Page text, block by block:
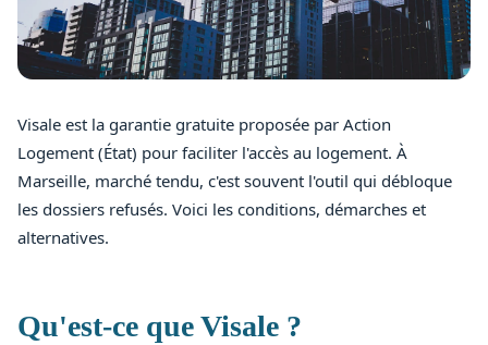
Visale est la garantie gratuite proposée par Action
Logement (État) pour faciliter l'accès au logement. À
Marseille, marché tendu, c'est souvent l'outil qui débloque
les dossiers refusés. Voici les conditions, démarches et
alternatives.
Qu'est-ce que Visale ?